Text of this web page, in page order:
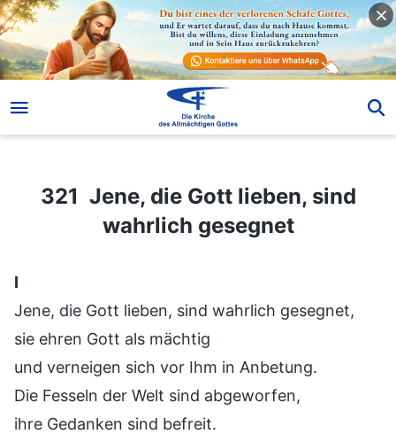
321 Jene, die Gott lieben, sind wahrlich gesegnet
321 Jene, die Gott lieben, sind
wahrlich gesegnet
Ⅰ
Jene, die Gott lieben, sind wahrlich gesegnet,
sie ehren Gott als mächtig
und verneigen sich vor Ihm in Anbetung.
Die Fesseln der Welt sind abgeworfen,
ihre Gedanken sind befreit.